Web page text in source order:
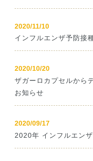
2020/11/10
インフルエンザ予防接
2020/10/20
ザガーロカプセルから
お知らせ
2020/09/17
2020年 インフルエン